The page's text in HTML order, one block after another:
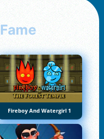
Fame
Fireboy And Watergirl 1